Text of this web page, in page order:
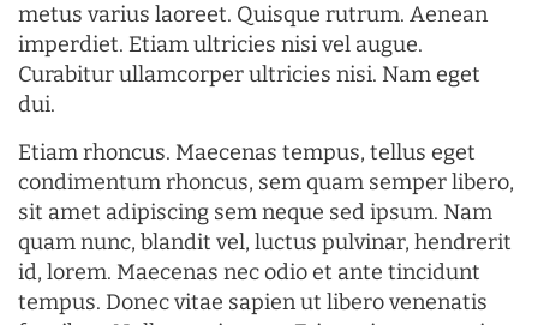
metus varius laoreet. Quisque rutrum. Aenean
imperdiet. Etiam ultricies nisi vel augue.
Curabitur ullamcorper ultricies nisi. Nam eget
dui.
Etiam rhoncus. Maecenas tempus, tellus eget
condimentum rhoncus, sem quam semper libero,
sit amet adipiscing sem neque sed ipsum. Nam
quam nunc, blandit vel, luctus pulvinar, hendrerit
id, lorem. Maecenas nec odio et ante tincidunt
tempus. Donec vitae sapien ut libero venenatis